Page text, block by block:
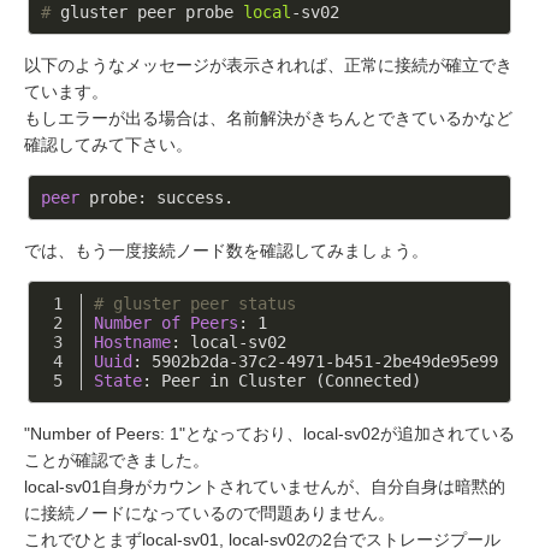
# gluster peer probe local -sv02
以下のようなメッセージが表示されれば、正常に接続が確立でき
ています。
もしエラーが出る場合は、名前解決がきちんとできているかなど
確認してみて下さい。
peer
では、もう一度接続ノード数を確認してみましょう。
# gluster peer status
Number of Peers : 1
Hostname: local-sv02
Uuid : 5902b2da-37c2-4971-b451-2be49de95e99
State: Peer in Cluster (Connected)
"Number of Peers: 1"となっており、local-sv02が追加されている
ことが確認できました。
local-sv01自身がカウントされていませんが、自分自身は暗黙的
に接続ノードになっているので問題ありません。
これでひとまずlocal-sv01, local-sv02の2台でストレージプール